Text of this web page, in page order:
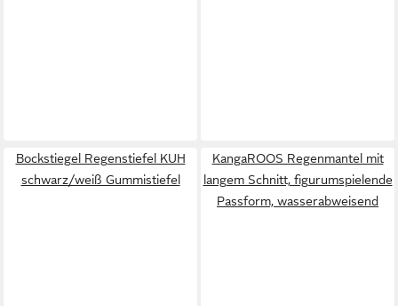
Bockstiegel Regenstiefel KUH
schwarz/weiß Gummistiefel
KangaROOS Regenmantel mit
langem Schnitt, figurumspielende
Passform, wasserabweisend